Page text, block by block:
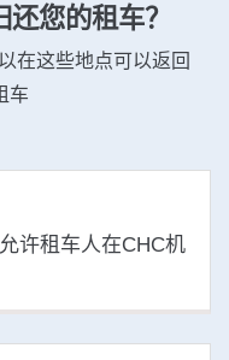
您的租车？
在这些地点可以返回
车
许租车人在CHC机